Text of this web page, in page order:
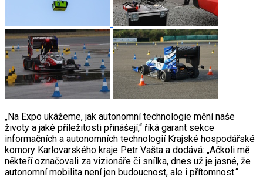
„Na Expo ukážeme, jak autonomní technologie mění naše
životy a jaké příležitosti přinášejí,“ říká garant sekce
informačních a autonomních technologií Krajské hospodářské
komory Karlovarského kraje Petr Vašta a dodává: „Ačkoli mě
někteří označovali za vizionáře či snílka, dnes už je jasné, že
autonomní mobilita není jen budoucnost, ale i přítomnost.“